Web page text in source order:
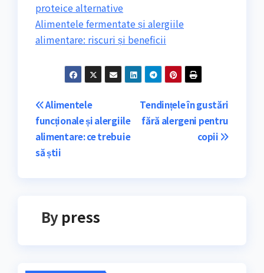
proteice alternative
Alimentele fermentate și alergiile
alimentare: riscuri și beneficii
Navigare
în
articole
Tendințele în gustări
fără alergeni pentru
copii
Alimentele
funcționale și alergiile
alimentare: ce trebuie
să știi
By press